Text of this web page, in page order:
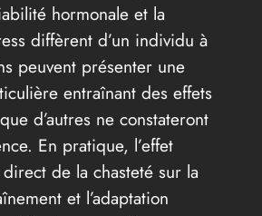
hormonale et la
diffèrent d’un individu à
peuvent présenter une
entraînant des effets
d’autres ne constateront
En pratique, l’effet
de la chasteté sur la
et l’adaptation